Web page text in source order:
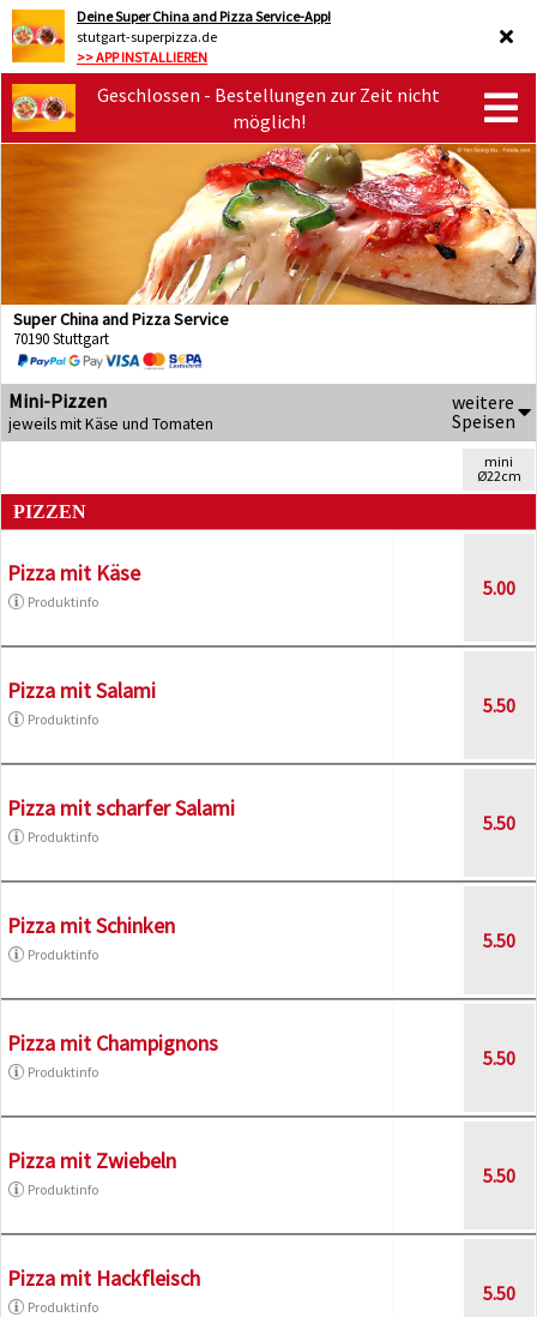
Deine Super China and Pizza Service-App!
stutgart-superpizza.de
>> APP INSTALLIEREN
Geschlossen - Bestellungen zur Zeit nicht
möglich!
Super China and Pizza Service
70190 Stuttgart
Mini-Pizzen
jeweils mit Käse und Tomaten
weitere
Speisen
mini
Ø22cm
PIZZEN
Pizza mit Käse
Produktinfo
5.00
Pizza mit Salami
Produktinfo
5.50
Pizza mit scharfer Salami
Produktinfo
5.50
Pizza mit Schinken
Produktinfo
5.50
Pizza mit Champignons
Produktinfo
5.50
Pizza mit Zwiebeln
Produktinfo
5.50
Pizza mit Hackfleisch
Produktinfo
5.50